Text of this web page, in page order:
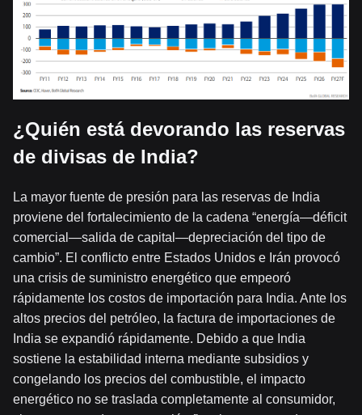
¿Quién está devorando las reservas
de divisas de India?
La mayor fuente de presión para las reservas de India
proviene del fortalecimiento de la cadena “energía—déficit
comercial—salida de capital—depreciación del tipo de
cambio”. El conflicto entre Estados Unidos e Irán provocó
una crisis de suministro energético que empeoró
rápidamente los costos de importación para India. Ante los
altos precios del petróleo, la factura de importaciones de
India se expandió rápidamente. Debido a que India
sostiene la estabilidad interna mediante subsidios y
congelando los precios del combustible, el impacto
energético no se traslada completamente al consumidor,